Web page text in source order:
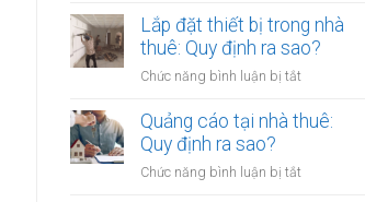
định
ra
đổi
nội
nhà
Cần
Lắp đặt thiết bị trong nhà
thuê: Quy định ra sao?
Chức năng bình luận bị tắt
đặt
trong
Quảng cáo tại nhà thuê:
Quy định ra sao?
Chức năng bình luận bị tắt